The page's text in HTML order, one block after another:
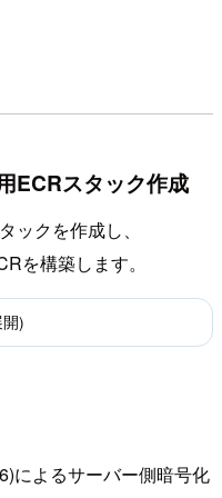
ECRスタック作成
ックを作成し、
を構築します。
)
によるサーバー側暗号化